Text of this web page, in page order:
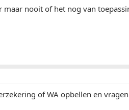
maar nooit of het nog van
of WA opbellen en